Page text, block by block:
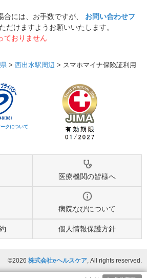
合には、お手数ですが、 お問い合わせフ
だけますようお願いいたします。
ておりません
> 西出水駅周辺 > スマホマイナ保険証利用
クについて
医療機関の皆様へ
病院なびについて
個人情報保護方針
©2026 株式会社eヘルスケア, All rights reserved.